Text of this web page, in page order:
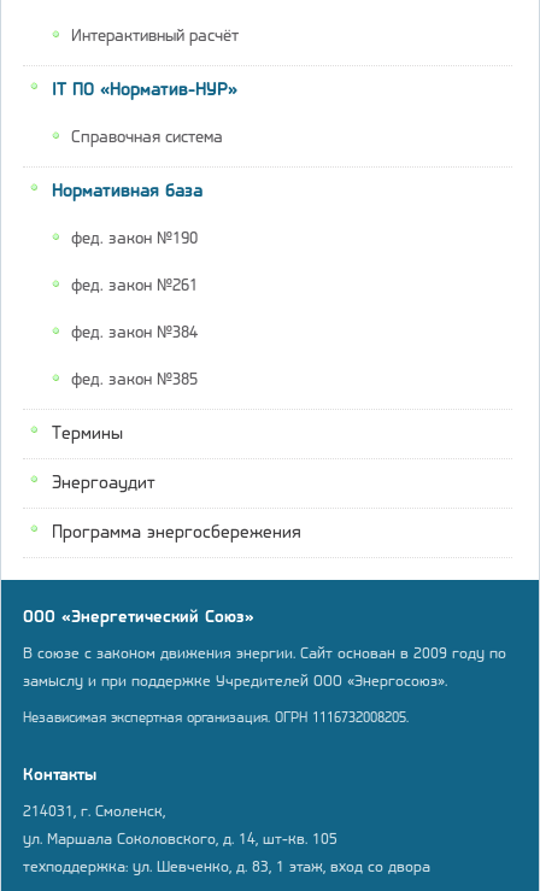
Интерактивный расчёт
IT ПО «Норматив-НУР»
Справочная система
Нормативная база
фед. закон №190
фед. закон №261
фед. закон №384
фед. закон №385
Термины
Энергоаудит
Программа энергосбережения
ООО «Энергетический Союз»
В союзе с законом движения энергии. Сайт основан в 2009 году по
замыслу и при поддержке Учредителей ООО «Энергосоюз».
Независимая экспертная организация. ОГРН 1116732008205.
Контакты
214031, г. Смоленск,
ул. Маршала Соколовского, д. 14, шт-кв. 105
техподдержка: ул. Шевченко, д. 83, 1 этаж, вход со двора